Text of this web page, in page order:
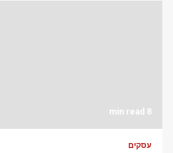
8 min read
עסקים